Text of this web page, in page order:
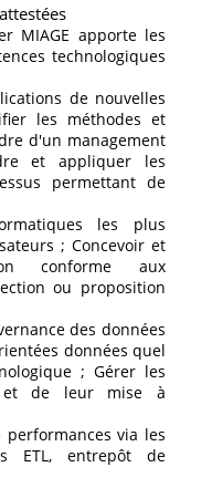
MIAGE apporte les
technologiques
de nouvelles
les méthodes et
d'un management
et appliquer les
permettant de
les plus
; Concevoir et
conforme aux
ou proposition
des données
données quel
; Gérer les
et de leur mise à
via les
ETL, entrepôt de